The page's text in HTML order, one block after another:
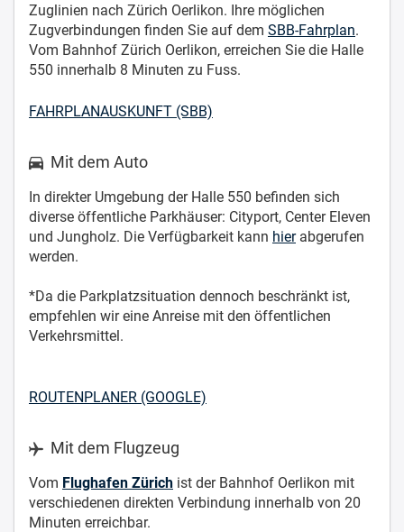
Zuglinien nach Zürich Oerlikon. Ihre möglichen
Zugverbindungen finden Sie auf dem SBB-Fahrplan.
Vom Bahnhof Zürich Oerlikon, erreichen Sie die Halle
550 innerhalb 8 Minuten zu Fuss.
FAHRPLANAUSKUNFT (SBB)
Mit dem Auto
In direkter Umgebung der Halle 550 befinden sich
diverse öffentliche Parkhäuser: Cityport, Center Eleven
und Jungholz. Die Verfügbarkeit kann hierabgerufen
werden.
*Da die Parkplatzsituation dennoch beschränkt ist,
empfehlen wir eine Anreise mit den öffentlichen
Verkehrsmittel.
ROUTENPLANER (GOOGLE)
Mit dem Flugzeug
Vom Flughafen Zürich ist der Bahnhof Oerlikon mit
verschiedenen direkten Verbindung innerhalb von 20
Minuten erreichbar.